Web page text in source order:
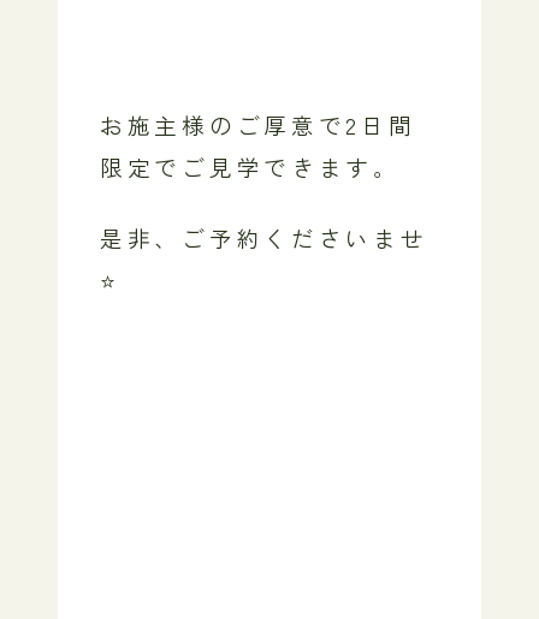
お施主様のご厚意で2日間
限定でご見学できます。
是非、ご予約くださいませ
⭐